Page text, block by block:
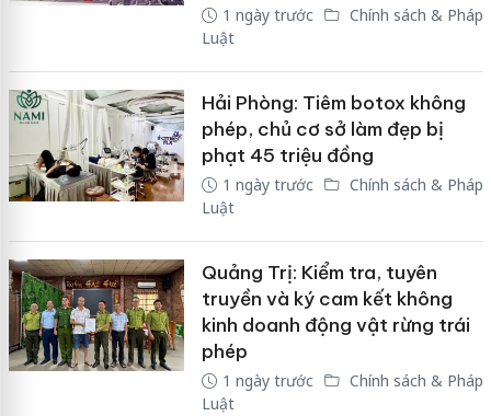
1 ngày trước
Chính sách & Pháp
Luật
Hải Phòng: Tiêm botox không
phép, chủ cơ sở làm đẹp bị
phạt 45 triệu đồng
1 ngày trước
Chính sách & Pháp
Luật
Quảng Trị: Kiểm tra, tuyên
truyền và ký cam kết không
kinh doanh động vật rừng trái
phép
1 ngày trước
Chính sách & Pháp
Luật